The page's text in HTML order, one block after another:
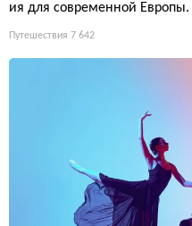
ия для современной Европы.
Путешествия 7 642